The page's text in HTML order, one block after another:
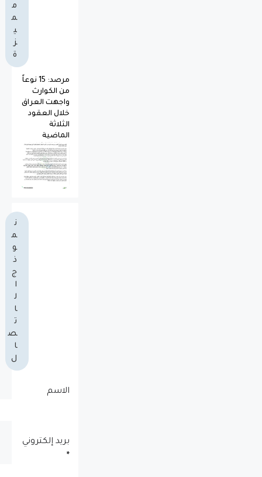
م
م
ي
ز
ة
مرصد: 15 نوعاً
من الكوارث
واجهت العراق
خلال العقود
الثلاثة
الماضية
ن
م
و
ذ
ج
ا
ل
ا
ت
ص
ا
ل
الاسم
بريد إلكتروني
*